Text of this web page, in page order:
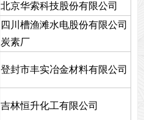
北京华索科技股份有限公司
四川槽渔滩水电股份有限公司
炭素厂
登封市丰实冶金材料有限公司
吉林恒升化工有限公司